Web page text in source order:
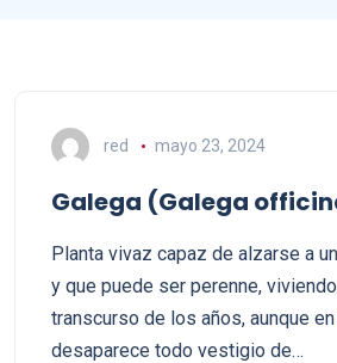
red mayo 23, 2024
Galega (Galega
Planta vivaz capaz de alzarse a
y que puede ser perenne,
transcurso de los años, aunque
desaparece todo vestigio de…